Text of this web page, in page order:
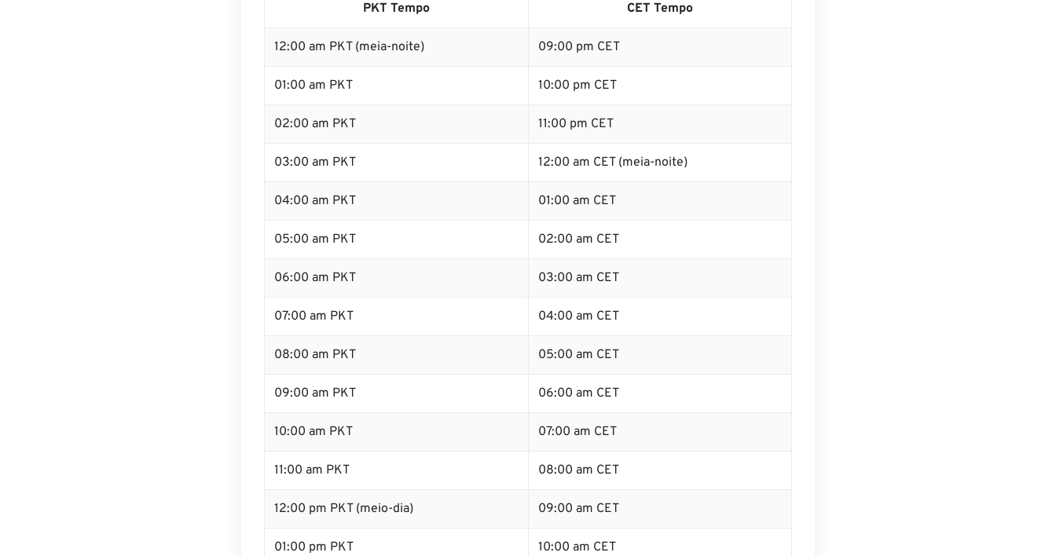
PKT Tempo CET Tempo
12:00 am PKT (meia-noite) 09:00 pm CET
01:00 am PKT 10:00 pm CET
02:00 am PKT 11:00 pm CET
03:00 am PKT 12:00 am CET (meia-noite)
04:00 am PKT 01:00 am CET
05:00 am PKT 02:00 am CET
06:00 am PKT 03:00 am CET
07:00 am PKT 04:00 am CET
08:00 am PKT 05:00 am CET
09:00 am PKT 06:00 am CET
10:00 am PKT 07:00 am CET
11:00 am PKT 08:00 am CET
12:00 pm PKT (meio-dia) 09:00 am CET
01:00 pm PKT 10:00 am CET